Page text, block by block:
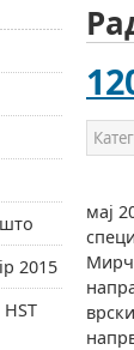
По
мај
2015